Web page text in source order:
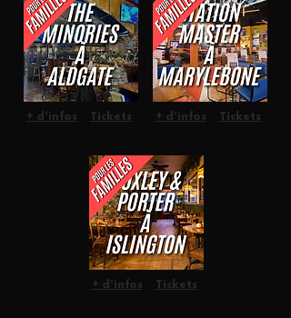
+ d'infos Tickets + d'infos Tickets
+ d'infos Tickets